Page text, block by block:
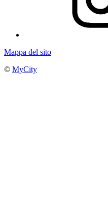
Mappa del sito
© MyCity